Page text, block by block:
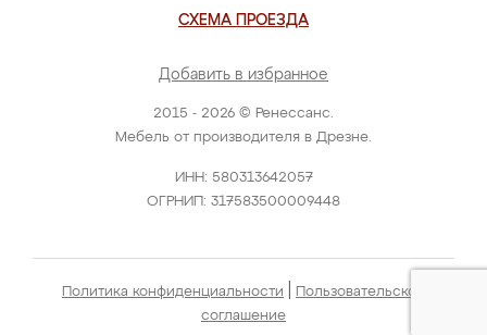
2015 - 2026 © Ренессанс.
Мебель от производителя в Дрезне.
ИНН: 580313642057
ОГРНИП: 317583500009448
СХЕМА ПРОЕЗДА
Добавить в избранное
Политика конфиденциальности
Пользовательское
соглашение